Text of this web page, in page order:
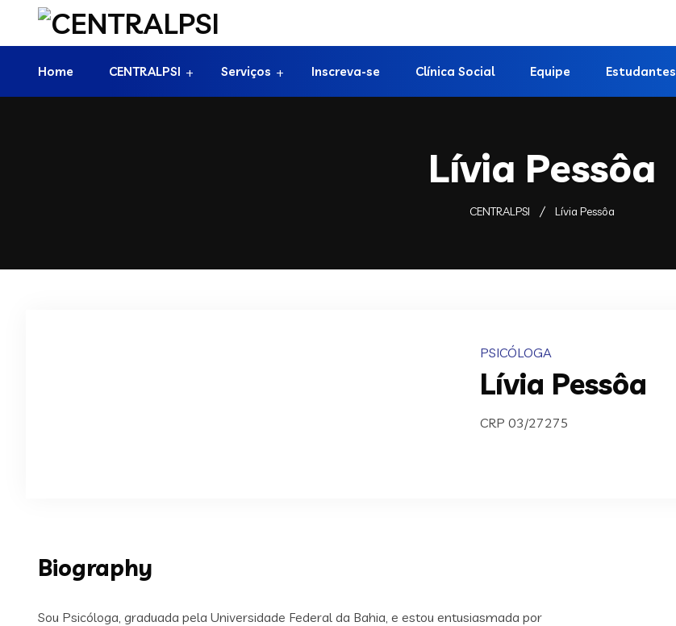
Home CENTRALPSI Serviços Inscreva-se Clínica Social Equipe Estudantes
Lívia Pessôa
CENTRALPSI Lívia Pessôa
PSICÓLOGA
Lívia Pessôa
CRP 03/27275
Biography
Sou Psicóloga, graduada pela Universidade Federal da Bahia, e estou entusiasmada por